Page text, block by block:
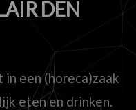
DEN
een (horeca)zaak
eten en drinken.